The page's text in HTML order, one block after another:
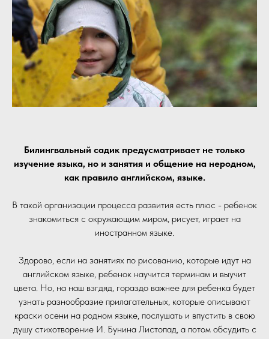
Билингвальный садик предусматривает не только
изучение языка, но и занятия и общение на неродном,
как правило английском, языке.
В такой организации процесса развития есть плюс - ребенок
знакомиться с окружающим миром, рисует, играет на
иностранном языке.
Здорово, если на занятиях по рисованию, которые идут на
английском языке, ребенок научится терминам и выучит
цвета. Но, на наш взгдяд, гораздо важнее для ребенка будет
узнать разнообразие прилагательных, которые описывают
краски осени на родном языке, послушать и впустить в свою
душу стихотворение И. Бунина Листопад, а потом обсудить с